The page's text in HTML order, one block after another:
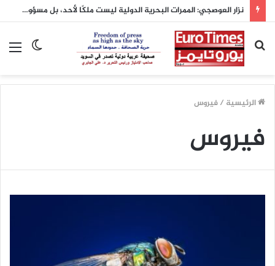
نزار العوصجي: الممرات البحرية الدولية ليست ملكًا لأحد، بل مسؤولية أمام العالم
الوضع
بحث
عن
الرئيسية /فيروس
فيروس